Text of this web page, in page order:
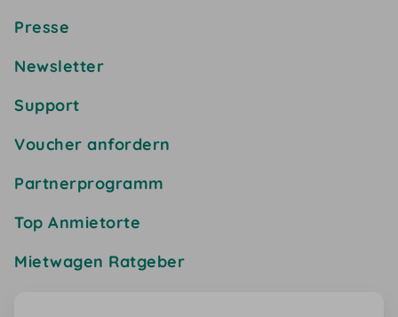
Presse
Newsletter
Support
Voucher anfordern
Partnerprogramm
Top Anmietorte
Mietwagen Ratgeber